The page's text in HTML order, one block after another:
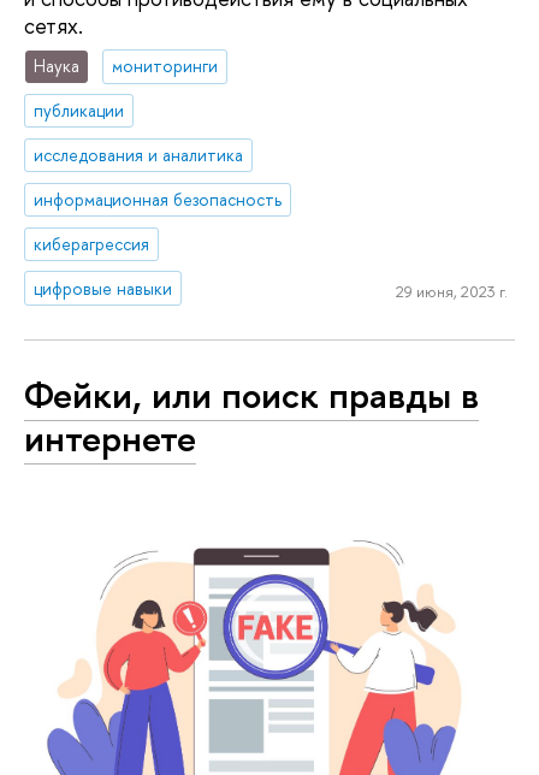
сетях.
Наука
мониторинги
публикации
исследования и аналитика
информационная безопасность
киберагрессия
цифровые навыки
29 июня, 2023 г.
Фейки, или поиск правды в
интернете